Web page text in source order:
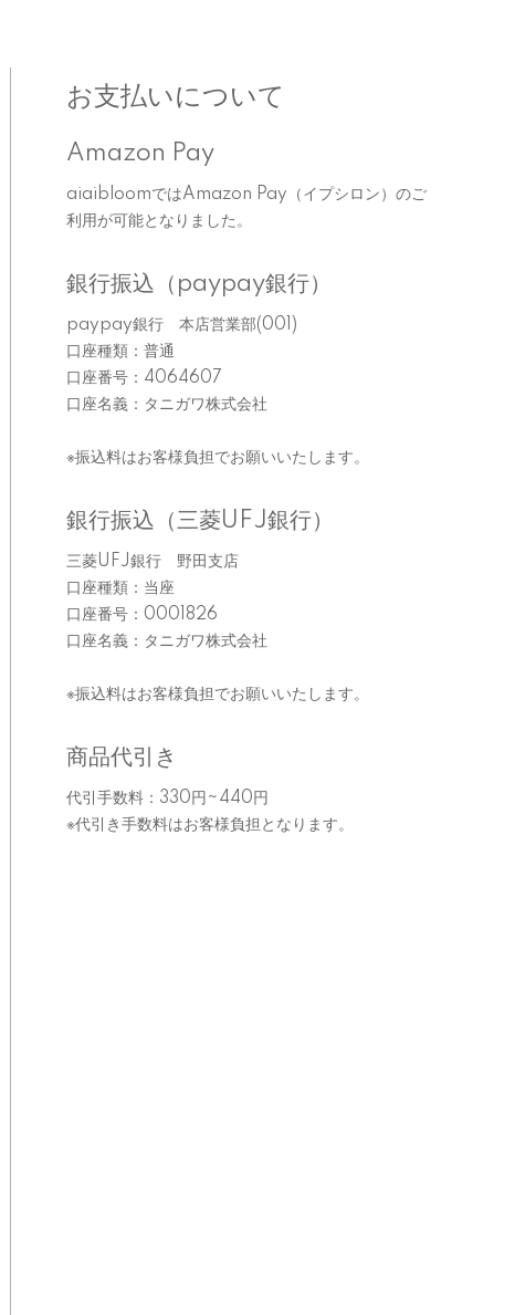
お支払いについて
Amazon Pay
aiaibloomではAmazon Pay（イプシロン）のご
利用が可能となりました。
銀行振込（paypay銀行）
paypay銀行 本店営業部(001)
口座種類：普通
口座番号：4064607
口座名義：タニガワ株式会社
※振込料はお客様負担でお願いいたします。
銀行振込（三菱UFJ銀行）
三菱UFJ銀行 野田支店
口座種類：当座
口座番号：0001826
口座名義：タニガワ株式会社
※振込料はお客様負担でお願いいたします。
商品代引き
代引手数料：330円~440円
※代引き手数料はお客様負担となります。